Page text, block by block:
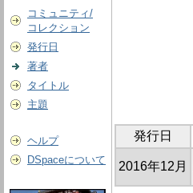
コミュニティ/
コレクション
発行日
著者
タイトル
主題
ヘルプ
DSpaceについて
発行日
2016年12月